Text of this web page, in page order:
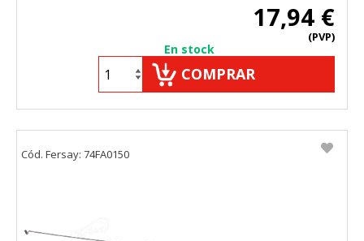
17,94 €
(PVP)
En stock
COMPRAR
Cód. Fersay: 74FA0150